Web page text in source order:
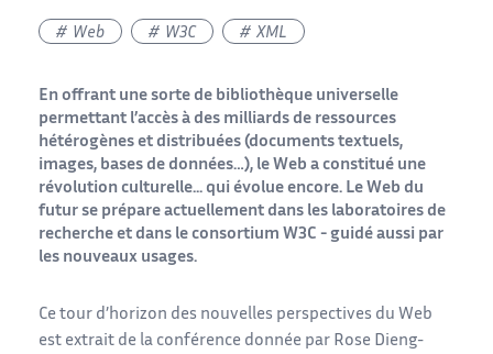
Web W3C XML
En offrant une sorte de bibliothèque universelle
permettant l’accès à des milliards de ressources
hétérogènes et distribuées (documents textuels,
images, bases de données…), le Web a constitué une
révolution culturelle... qui évolue encore. Le Web du
futur se prépare actuellement dans les laboratoires de
recherche et dans le consortium W3C - guidé aussi par
les nouveaux usages.
Ce tour d’horizon des nouvelles perspectives du Web
est extrait de la conférence donnée par Rose Dieng-